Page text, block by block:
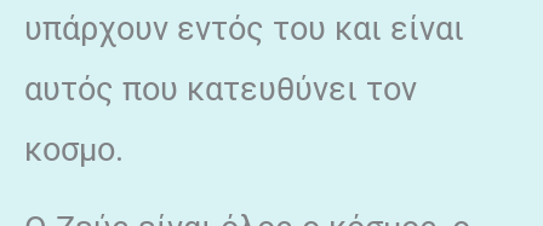
υπάρχουν εντός του και είναι
αυτός που κατευθύνει τον
κοσμο.